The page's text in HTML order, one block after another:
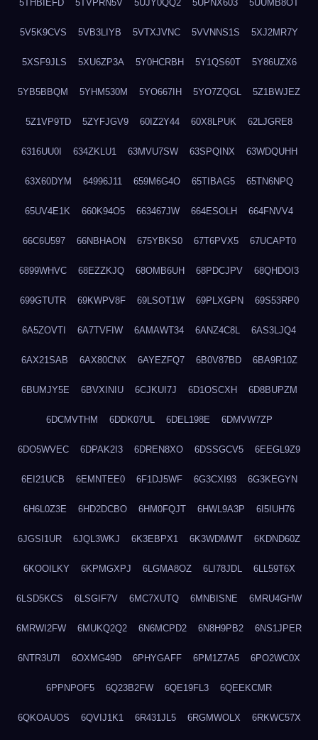
5THBIEFD 5TVPRN5V 5UJY0QQ2 5UPNX603 5UUMB8OT
5V5K9CVS 5VB3LIYB 5VTXJVNC 5VVNNS1S 5XJ2MR7Y
5XSF9JLS 5XU6ZP3A 5Y0HCRBH 5Y1QS60T 5Y86UZX6
5YB5BBQM 5YHM530M 5YO667IH 5YO7ZQGL 5Z1BWJEZ
5Z1VP9TD 5ZYFJGV9 60IZ2Y44 60X8LPUK 62LJGRE8
6316UU0I 634ZKLU1 63MVU7SW 63SPQINX 63WDQUHH
63X60DYM 64996J11 659M6G4O 65TIBAG5 65TN6NPQ
65UV4E1K 660K94O5 663467JW 664ESOLH 664FNVV4
66C6U597 66NBHAON 675YBKS0 67T6PVX5 67UCAPT0
6899WHVC 68EZZKJQ 68OMB6UH 68PDCJPV 68QHDOI3
699GTUTR 69KWPV8F 69LSOT1W 69PLXGPN 69S53RP0
6A5ZOVTI 6A7TVFIW 6AMAWT34 6ANZ4C8L 6AS3LJQ4
6AX21SAB 6AX80CNX 6AYEZFQ7 6B0V87BD 6BA9R10Z
6BUMJY5E 6BVXINIU 6CJKUI7J 6D1OSCXH 6D8BUPZM
6DCMVTHM 6DDK07UL 6DEL198E 6DMVW7ZP
6DO5WVEC 6DPAK2I3 6DREN8XO 6DSSGCV5 6EEGL9Z9
6EI21UCB 6EMNTEE0 6F1DJ5WF 6G3CXI93 6G3KEGYN
6H6L0Z3E 6HD2DCBO 6HM0FQJT 6HWL9A3P 6I5IUH76
6JGSI1UR 6JQL3WKJ 6K3EBPX1 6K3WDMWT 6KDND60Z
6KOOILKY 6KPMGXPJ 6LGMA8OZ 6LI78JDL 6LL59T6X
6LSD5KCS 6LSGIF7V 6MC7XUTQ 6MNBISNE 6MRU4GHW
6MRWI2FW 6MUKQ2Q2 6N6MCPD2 6N8H9PB2 6NS1JPER
6NTR3U7I 6OXMG49D 6PHYGAFF 6PM1Z7A5 6PO2WC0X
6PPNPOF5 6Q23B2FW 6QE19FL3 6QEEKCMR
6QKOAUOS 6QVIJ1K1 6R431JL5 6RGMWOLX 6RKWC57X